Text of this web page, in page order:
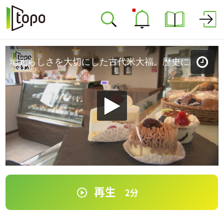
地元らしさを大切にした古代米大福。歴史に納得「ル･シエル」（大崎市田尻沼部新富岡）#466【topoぐるめ】
再生 2分